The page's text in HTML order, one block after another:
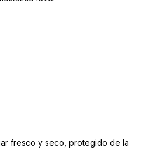
fresco y seco, protegido de la